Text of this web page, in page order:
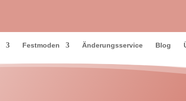
Festmoden Änderungsservice Blog